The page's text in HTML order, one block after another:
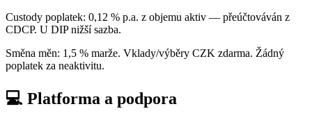
Custody poplatek: 0,12 % p.a. z objemu aktiv — přeúčtováván z
CDCP. U DIP nižší sazba.
Směna měn: 1,5 % marže. Vklady/výběry CZK zdarma. Žádný
poplatek za neaktivitu.
💻 Platforma a podpora